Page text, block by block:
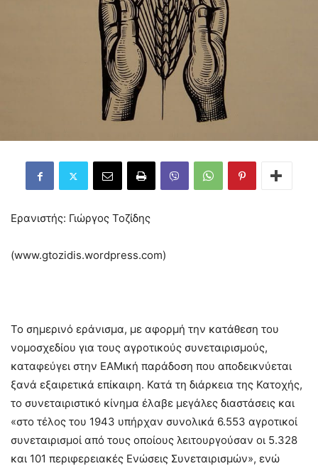
Ερανιστής: Γιώργος Τοζίδης
(www.gtozidis.wordpress.com)
Το σημερινό εράνισμα, με αφορμή την κατάθεση του
νομοσχεδίου για τους αγροτικούς συνεταιρισμούς,
καταφεύγει στην ΕΑΜική παράδοση που αποδεικνύεται
ξανά εξαιρετικά επίκαιρη. Κατά τη διάρκεια της Κατοχής,
το συνεταιριστικό κίνημα έλαβε μεγάλες διαστάσεις και
«στο τέλος του 1943 υπήρχαν συνολικά 6.553 αγροτικοί
συνεταιρισμοί από τους οποίους λειτουργούσαν οι 5.328
και 101 περιφερειακές Ενώσεις Συνεταιρισμών», ενώ